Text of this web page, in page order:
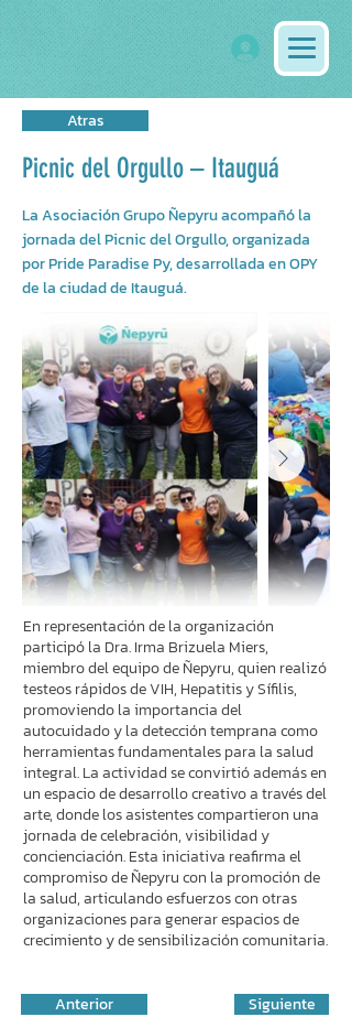
Atras
Picnic del Orgullo – Itauguá
La Asociación Grupo Ñepyru acompañó la
jornada del Picnic del Orgullo, organizada
por Pride Paradise Py, desarrollada en OPY
de la ciudad de Itauguá.
En representación de la organización
participó la Dra. Irma Brizuela Miers,
miembro del equipo de Ñepyru, quien realizó
testeos rápidos de VIH, Hepatitis y Sífilis,
promoviendo la importancia del
autocuidado y la detección temprana como
herramientas fundamentales para la salud
integral. La actividad se convirtió además en
un espacio de desarrollo creativo a través del
arte, donde los asistentes compartieron una
jornada de celebración, visibilidad y
concienciación. Esta iniciativa reafirma el
compromiso de Ñepyru con la promoción de
la salud, articulando esfuerzos con otras
organizaciones para generar espacios de
crecimiento y de sensibilización comunitaria.
Anterior Siguiente